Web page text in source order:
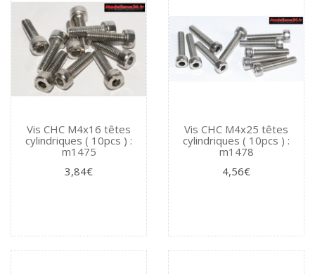
Vis CHC M4x16 têtes
cylindriques ( 10pcs ) :
m1475
3,84€
Vis CHC M4x25 têtes
cylindriques ( 10pcs ) :
m1478
4,56€